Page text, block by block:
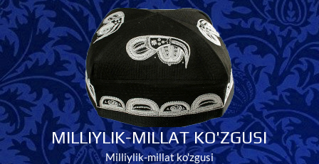
MILLIYLIK-MILLAT KO'ZGUSI
Milliylik-millat ko'zgusi